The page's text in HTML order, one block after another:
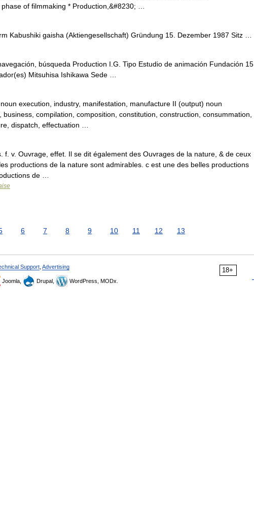
of filmmaking * Production,&#8230; …
Kabushiki gaisha (Aktiengesellschaft) Gründung 15. Dezember 1987 Sitz …
búsqueda Production I.G. Tipo Estudio de animación Fundación 15
Mitsuhisa Ishikawa Sede …
execution, industry, manifestation, manufacture II (output) noun
compilation, composition, constitution, construction, consummation,
dispatch, effectuation …
f. v. Ouvrage, effet. Il se dit également des Ouvrages de la nature, & de ceux
productions de la nature sont admirables. c est une des belles productions
de …
6 7 8 9 10 11 12 13
18+
Support Advertising
Joomla, Drupal, WordPress, MODx.